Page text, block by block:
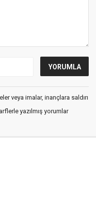
veya imalar, inançlara saldırı
yazılmış yorumlar